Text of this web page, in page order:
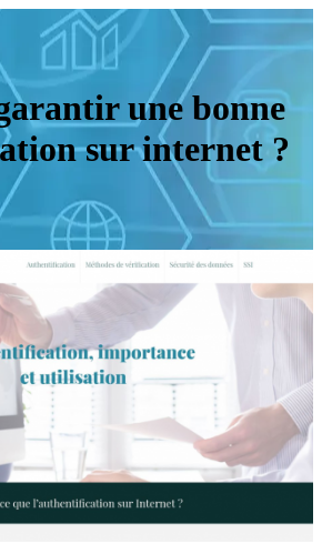
une bonne
sur internet ?